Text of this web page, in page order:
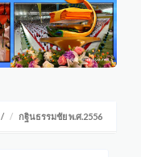
/ กฐินธรรมชัย พ.ศ.2556